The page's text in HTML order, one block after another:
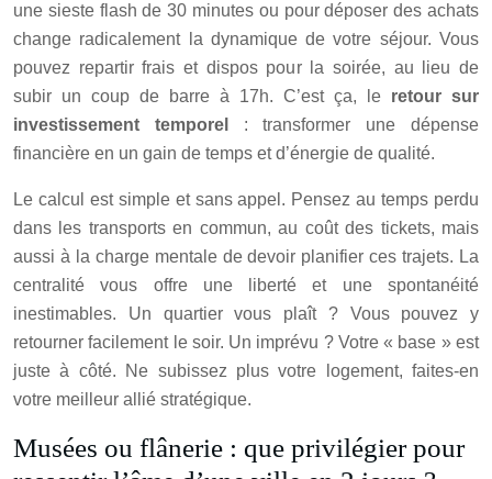
une sieste flash de 30 minutes ou pour déposer des achats
change radicalement la dynamique de votre séjour. Vous
pouvez repartir frais et dispos pour la soirée, au lieu de
subir un coup de barre à 17h. C’est ça, le retour sur
investissement temporel
: transformer une dépense
financière en un gain de temps et d’énergie de qualité.
Le calcul est simple et sans appel. Pensez au temps perdu
dans les transports en commun, au coût des tickets, mais
aussi à la charge mentale de devoir planifier ces trajets. La
centralité vous offre une liberté et une spontanéité
inestimables. Un quartier vous plaît ? Vous pouvez y
retourner facilement le soir. Un imprévu ? Votre « base » est
juste à côté. Ne subissez plus votre logement, faites-en
votre meilleur allié stratégique.
Musées ou flânerie : que privilégier pour